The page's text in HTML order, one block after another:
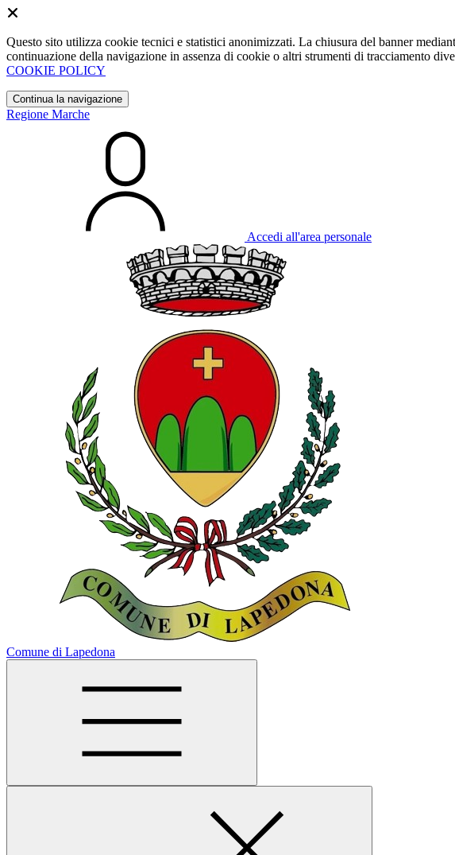
Questo sito utilizza cookie tecnici e statistici anonimizzati. La chiusura del banner
continuazione della navigazione in assenza di cookie o altri strumenti di tracciamento
COOKIE POLICY
Continua la navigazione
Regione Marche
Accedi all'area personale
Comune di Lapedona